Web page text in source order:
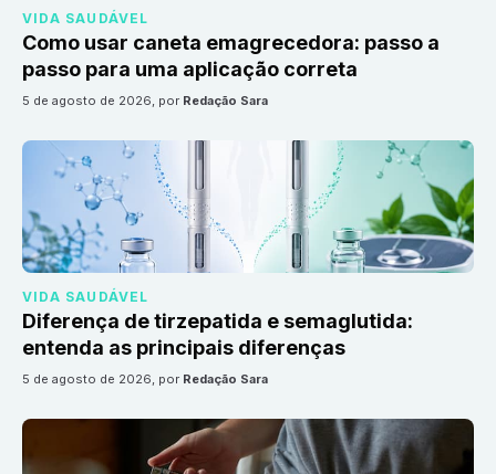
VIDA SAUDÁVEL
Como usar caneta emagrecedora: passo a
passo para uma aplicação correta
5 de agosto de 2026, por Redação Sara
VIDA SAUDÁVEL
Diferença de tirzepatida e semaglutida:
entenda as principais diferenças
5 de agosto de 2026, por Redação Sara